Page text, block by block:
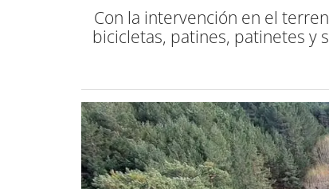
Con la intervención en el
bicicletas, patines, patinetes y